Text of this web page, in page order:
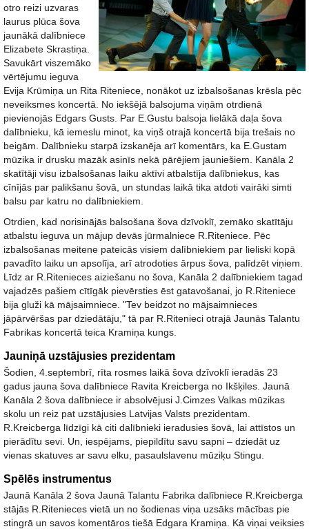
otro reizi uzvaras
laurus plūca šova
jaunākā dalībniece
Elizabete Skrastiņa.
Savukārt viszemāko
vērtējumu ieguva
Evija Krūmiņa un Rita Riteniece, nonākot uz izbalsošanas krēsla pēc
neveiksmes koncertā. No iekšējā balsojuma viņām otrdienā
pievienojās Edgars Gusts. Par E.Gustu balsoja lielākā daļa šova
dalībnieku, kā iemeslu minot, ka viņš otrajā koncertā bija trešais no
beigām. Dalībnieku starpā izskanēja arī komentārs, ka E.Gustam
mūzika ir drusku mazāk asinīs nekā pārējiem jauniešiem. Kanāla 2
skatītāji visu izbalsošanas laiku aktīvi atbalstīja dalībniekus, kas
cīnījās par palikšanu šovā, un stundas laikā tika atdoti vairāki simti
balsu par katru no dalībniekiem.
Otrdien, kad norisinājās balsošana šova dzīvoklī, zemāko skatītāju
atbalstu ieguva un mājup devās jūrmalniece R.Riteniece. Pēc
izbalsošanas meitene pateicās visiem dalībniekiem par lieliski kopā
pavadīto laiku un apsolīja, arī atrodoties ārpus šova, palīdzēt viņiem.
Līdz ar R.Ritenieces aiziešanu no šova, Kanāla 2 dalībniekiem tagad
vajadzēs pašiem cītīgāk pievērsties ēst gatavošanai, jo R.Riteniece
bija gluži kā mājsaimniece. "Tev beidzot no mājsaimnieces
jāpārvēršas par dziedātāju," tā par R.Ritenieci otrajā Jaunās Talantu
Fabrikas koncertā teica Kramiņa kungs.
Jauniņā uzstājusies prezidentam
Šodien, 4.septembrī, rīta rosmes laikā šova dzīvoklī ieradās 23
gadus jauna šova dalībniece Ravita Kreicberga no Ikšķiles. Jaunā
Kanāla 2 šova dalībniece ir absolvējusi J.Cimzes Valkas mūzikas
skolu un reiz pat uzstājusies Latvijas Valsts prezidentam.
R.Kreicberga līdzīgi kā citi dalībnieki ieradusies šovā, lai attīstos un
pierādītu sevi. Un, iespējams, piepildītu savu sapni – dziedāt uz
vienas skatuves ar savu elku, pasaulslavenu mūziķu Stingu.
Spēlēs instrumentus
Jaunā Kanāla 2 šova Jaunā Talantu Fabrika dalībniece R.Kreicberga
stājās R.Ritenieces vietā un no šodienas viņa uzsāks mācības pie
stingrā un savos komentāros tiešā Edgara Kramiņa. Kā viņai veiksies